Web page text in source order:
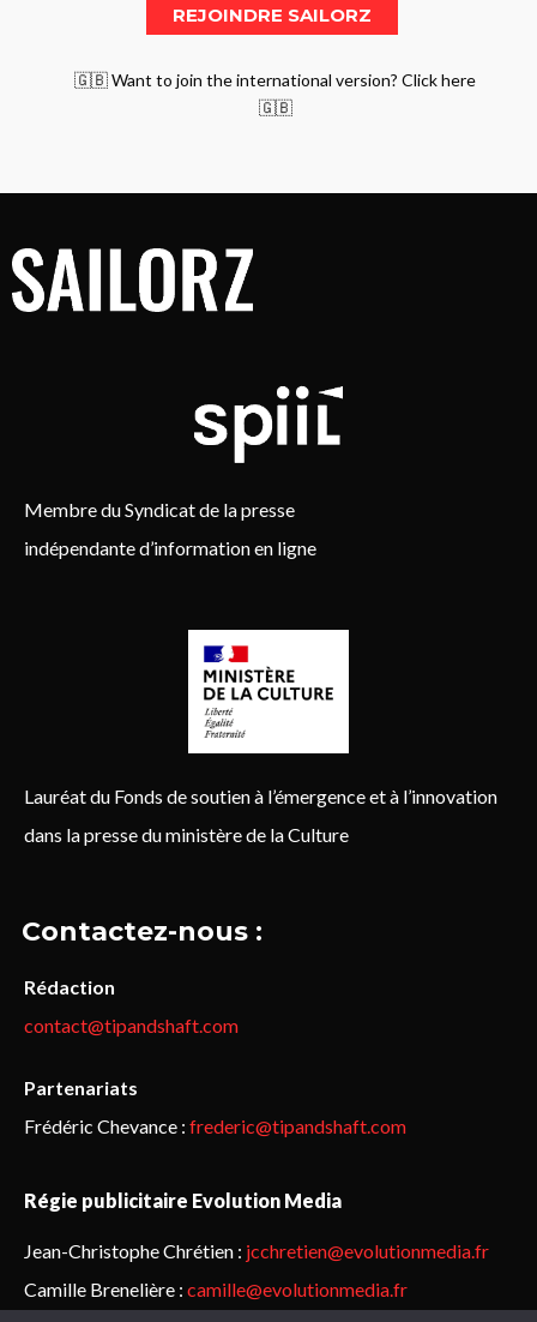
🇬🇧 Want to join the international version? Click here
🇬🇧
Membre du Syndicat de la presse
indépendante d’information en ligne
Lauréat du Fonds de soutien à l’émergence et à l’innovation
dans la presse du ministère de la Culture
Contactez-nous :
Rédaction
contact@tipandshaft.com
Partenariats
Frédéric Chevance : frederic@tipandshaft.com
Régie publicitaire Evolution Media
Jean-Christophe Chrétien : jcchretien@evolutionmedia.fr
Camille Brenelière : camille@evolutionmedia.fr